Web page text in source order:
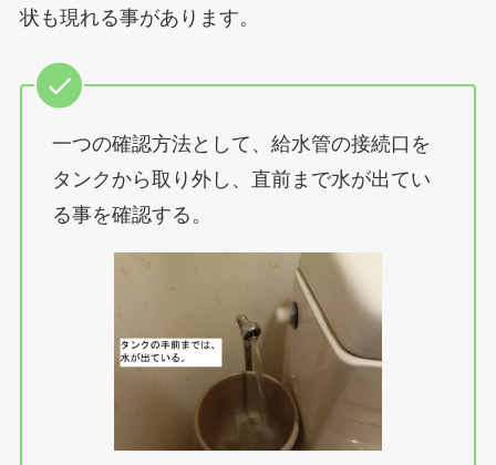
状も現れる事があります。
一つの確認方法として、給水管の接続口を
タンクから取り外し、直前まで水が出てい
る事を確認する。